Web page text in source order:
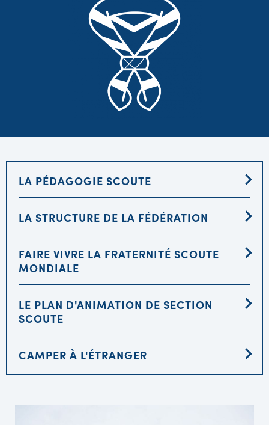
LA PÉDAGOGIE SCOUTE
LA STRUCTURE DE LA FÉDÉRATION
FAIRE VIVRE LA FRATERNITÉ SCOUTE
MONDIALE
LE PLAN D'ANIMATION DE SECTION
SCOUTE
CAMPER À L'ÉTRANGER